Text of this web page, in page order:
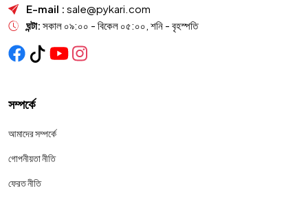
E-mail : sale@pykari.com
ঘন্টা: সকাল ০৯:০০ - বিকেল ০৫:০০, শনি - বৃহস্পতি
সম্পর্কে
আমাদের সম্পর্কে
গোপনীয়তা নীতি
ফেরত নীতি